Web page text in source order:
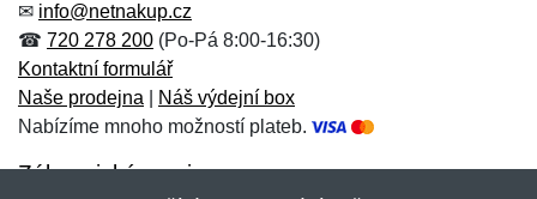
✉ info@netnakup.cz
☎ 720 278 200 (Po-Pá 8:00-16:30)
Kontaktní formulář
Naše prodejna
Náš výdejní box
Nabízíme mnoho možností plateb.
Zákaznický servis